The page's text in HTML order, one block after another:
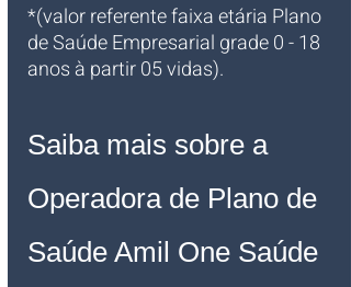
*(valor referente faixa etária Plano
de Saúde Empresarial grade 0 - 18
anos à partir 05 vidas).
Saiba mais sobre a
Operadora de Plano de
Saúde Amil One Saúde